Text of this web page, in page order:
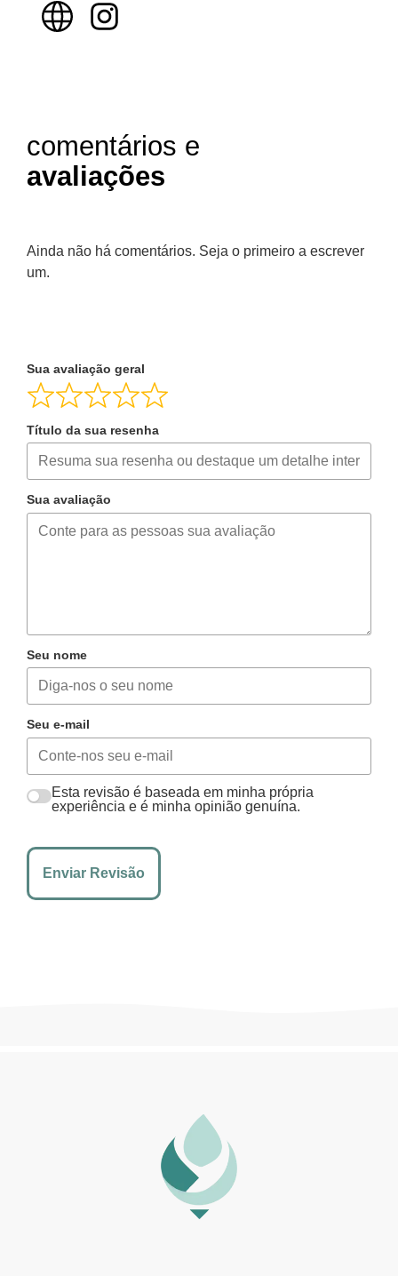
comentários e
avaliações
Ainda não há comentários. Seja o primeiro a escrever
um.
Sua avaliação geral
Título da sua resenha
Sua avaliação
Seu nome
Seu e-mail
Esta revisão é baseada em minha própria
experiência e é minha opinião genuína.
Enviar Revisão